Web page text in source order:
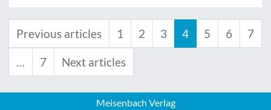
Previous articles 1 2 3 4 5 6 7
… 7 Next articles
Meisenbach Verlag